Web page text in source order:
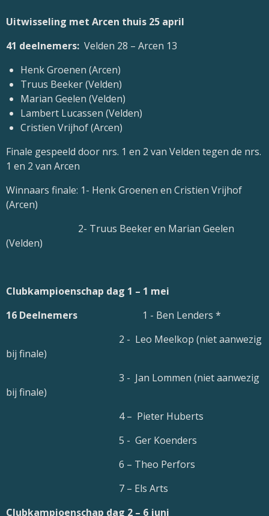
Uitwisseling met Arcen thuis 25 april
41 deelnemers: Velden 28 – Arcen 13
Henk Groenen (Arcen)
Truus Beeker (Velden)
Marian Geelen (Velden)
Lambert Lucassen (Velden)
Cristien Vrijhof (Arcen)
Finale gespeeld door nrs. 1 en 2 van Velden tegen de nrs.
1 en 2 van Arcen
Winnaars finale: 1- Henk Groenen en Cristien Vrijhof
(Arcen)
2- Truus Beeker en Marian Geelen
(Velden)
Clubkampioenschap dag 1 – 1 mei
16 Deelnemers 1 - Ben Lenders *
2 - Leo Meelkop (niet aanwezig
bij finale)
3 - Jan Lommen (niet aanwezig
bij finale)
4 – Pieter Huberts
5 - Ger Koenders
6 – Theo Perfors
7 – Els Arts
Clubkampioenschap dag 2 – 6 juni